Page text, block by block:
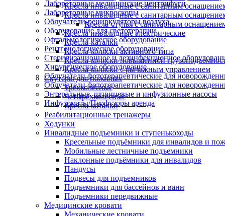
Лабораторные медицинские центрифуги
Лабораторные микроскопы
Облучатели-рециркуляторы воздуха
Оборудование для светотерапии
Офтальмологическое оборудование
Рентгенологическое оборудование
Стерилизационное и дезинфекционное
Хирургическое оборудование
Облучатели фототерапевтические для
Облучатели фототерапевтические для
Энтеральные, шприцевые и инфузионные насосы
Инфузоматы/Перфузоры аренда
Кресла инвалидные с санитарным
Кресла инвалидные с санитарным
Кресла-стулья с санитарным
Кресла инвалидные электрические
Кресла-каталки
Кресла-коляски активного типа
Кресла-коляски повышенной
Кресла-коляски с рычажным управлением
Скутеры для пожилых
Трёхколёсные
Четырёхколёсные
Кресла-каталки
Реабилитационные тренажеры
Ходунки
Инвалидные подъемники и ступенькоходы
Кресельные подъёмники для инвалидов и
Мобильные лестничные подъемники
Наклонные подъёмники для инвалидов
Пандусы
Подвесы для подъемников
Подъемники для бассейнов и ванн
Подъемники передвижные
Медицинские кровати
Механические кровати